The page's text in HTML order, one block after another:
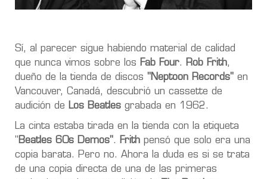
Sí, al parecer sigue habiendo material de calidad
que nunca vimos sobre los Fab Four. Rob Frith,
dueño de la tienda de discos "Neptoon Records" en
Vancouver, Canadá, descubrió un cassette de
audición de Los Beatles grabada en 1962.
La cinta estaba tirada en la tienda con la etiqueta
"Beatles 60s Demos". Frith pensó que solo era una
copia barata. Pero no. Ahora la duda es si se trata
de una copia directa de una de las primeras